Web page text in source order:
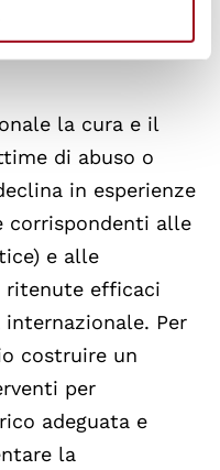
peculiari da
la cura e il
di abuso o
in esperienze
corrispondenti alle
e alle
ritenute efficaci
Per
costruire un
per
adeguata e
la